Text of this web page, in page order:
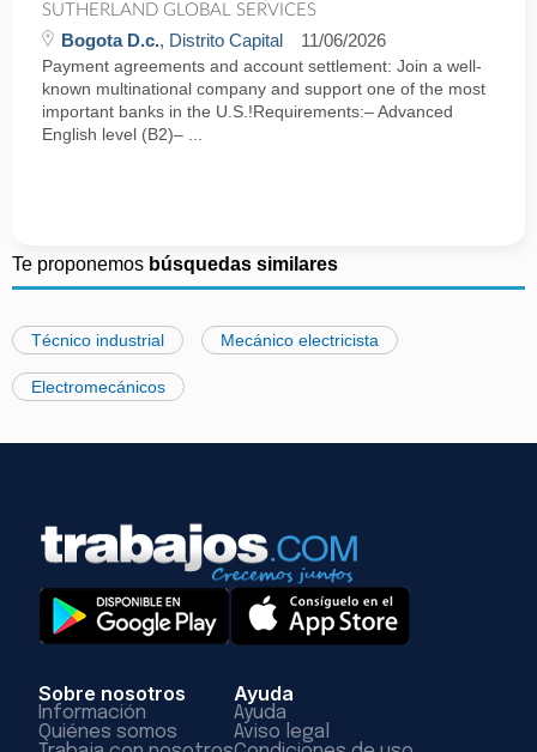
SUTHERLAND GLOBAL SERVICES
Bogota D.c., Distrito Capital 11/06/2026
Payment agreements and account settlement: Join a well-
known multinational company and support one of the most
important banks in the U.S.!Requirements:– Advanced
English level (B2)– ...
Te proponemos búsquedas similares
Técnico industrial Mecánico electricista
Electromecánicos
Sobre nosotros
Información
Quiénes somos
Ayuda
Ayuda
Aviso legal